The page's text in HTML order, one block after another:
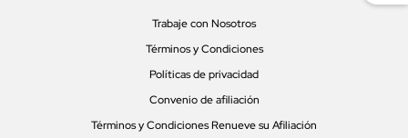
Trabaje con Nosotros
Términos y Condiciones
Políticas de privacidad
Convenio de afiliación
Términos y Condiciones Renueve su Afiliación